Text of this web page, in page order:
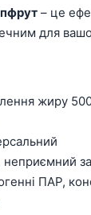
– це
для
жиру
ПАР,